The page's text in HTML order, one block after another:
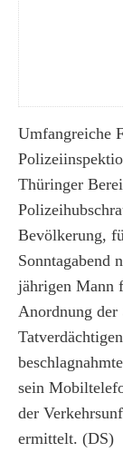
Umfangreiche
Thüringer
Bevölkerung,
Sonntagabend
jährigen Mann
Anordnung der
sein
der
ermittelt. (DS)